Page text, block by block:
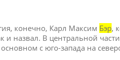
конечно, Карл Максим Бэр,
и назвал. В центральной
с юго-запада на